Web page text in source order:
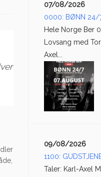
07/08/2026
0000: BØNN 24/
Hele Norge Ber
Lovsang med
Axel...
09/08/2026
1100:
Taler: Karl-Axel